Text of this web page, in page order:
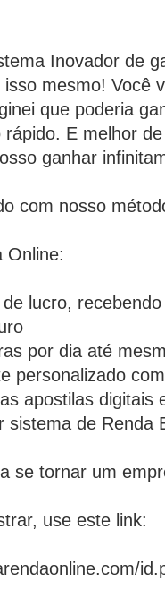
Inovador de
mesmo! Você
que poderia
E melhor
ganhar
com nosso
Online:
lucro,
por dia até
personalizado
apostilas digitais
sistema de Renda
se tornar um
use este link: